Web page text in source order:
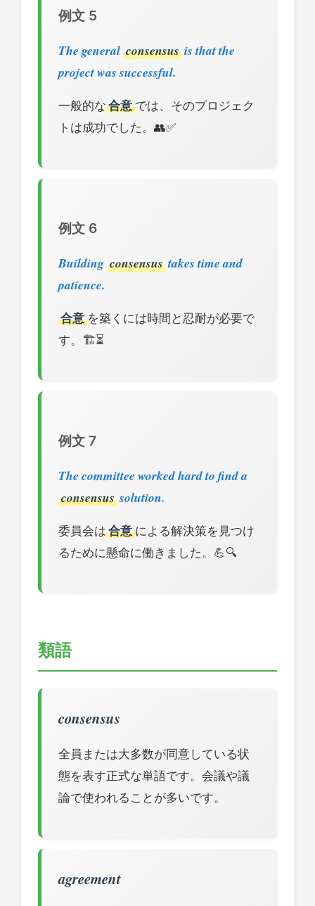
例文 5
The general consensus is that the
project was successful.
一般的な 合意では、そのプロジェク
トは成功でした。👥✅
例文 6
Building consensus takes time and
patience.
合意を築くには時間と忍耐が必要で
す。🏗️⏳
例文 7
The committee worked hard to find a
consensus solution.
委員会は 合意による解決策を見つけ
るために懸命に働きました。💪🔍
類語
consensus
全員または大多数が同意している状
態を表す正式な単語です。会議や議
論で使われることが多いです。
agreement